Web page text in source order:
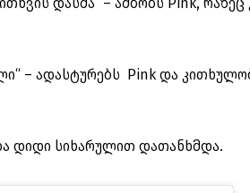
– ადასტურებს Pink და
დიდი სიხარულით დათანხმდა.